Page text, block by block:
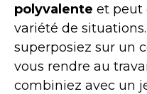
polyvalente et peut
variété de
superposiez sur un
vous rendre au
combiniez avec un